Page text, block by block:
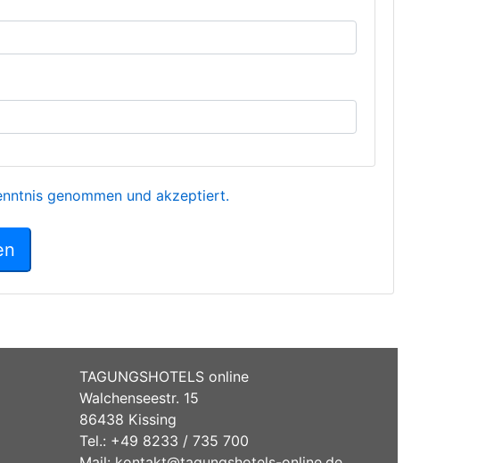
genommen und akzeptiert.
TAGUNGSHOTELS online
Walchenseestr. 15
86438 Kissing
Tel.: +49 8233 / 735 700